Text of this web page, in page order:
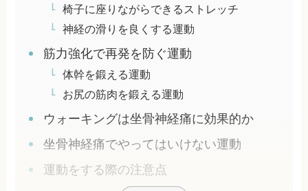
椅子に座りながらできるストレッチ
神経の滑りを良くする運動
筋力強化で再発を防ぐ運動
体幹を鍛える運動
お尻の筋肉を鍛える運動
ウォーキングは坐骨神経痛に効果的か
坐骨神経痛でやってはいけない運動
運動をする際の注意点